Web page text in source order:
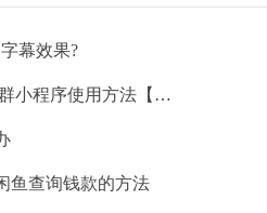
幕效果?
序使用方法【详解】
鱼查询钱款的方法